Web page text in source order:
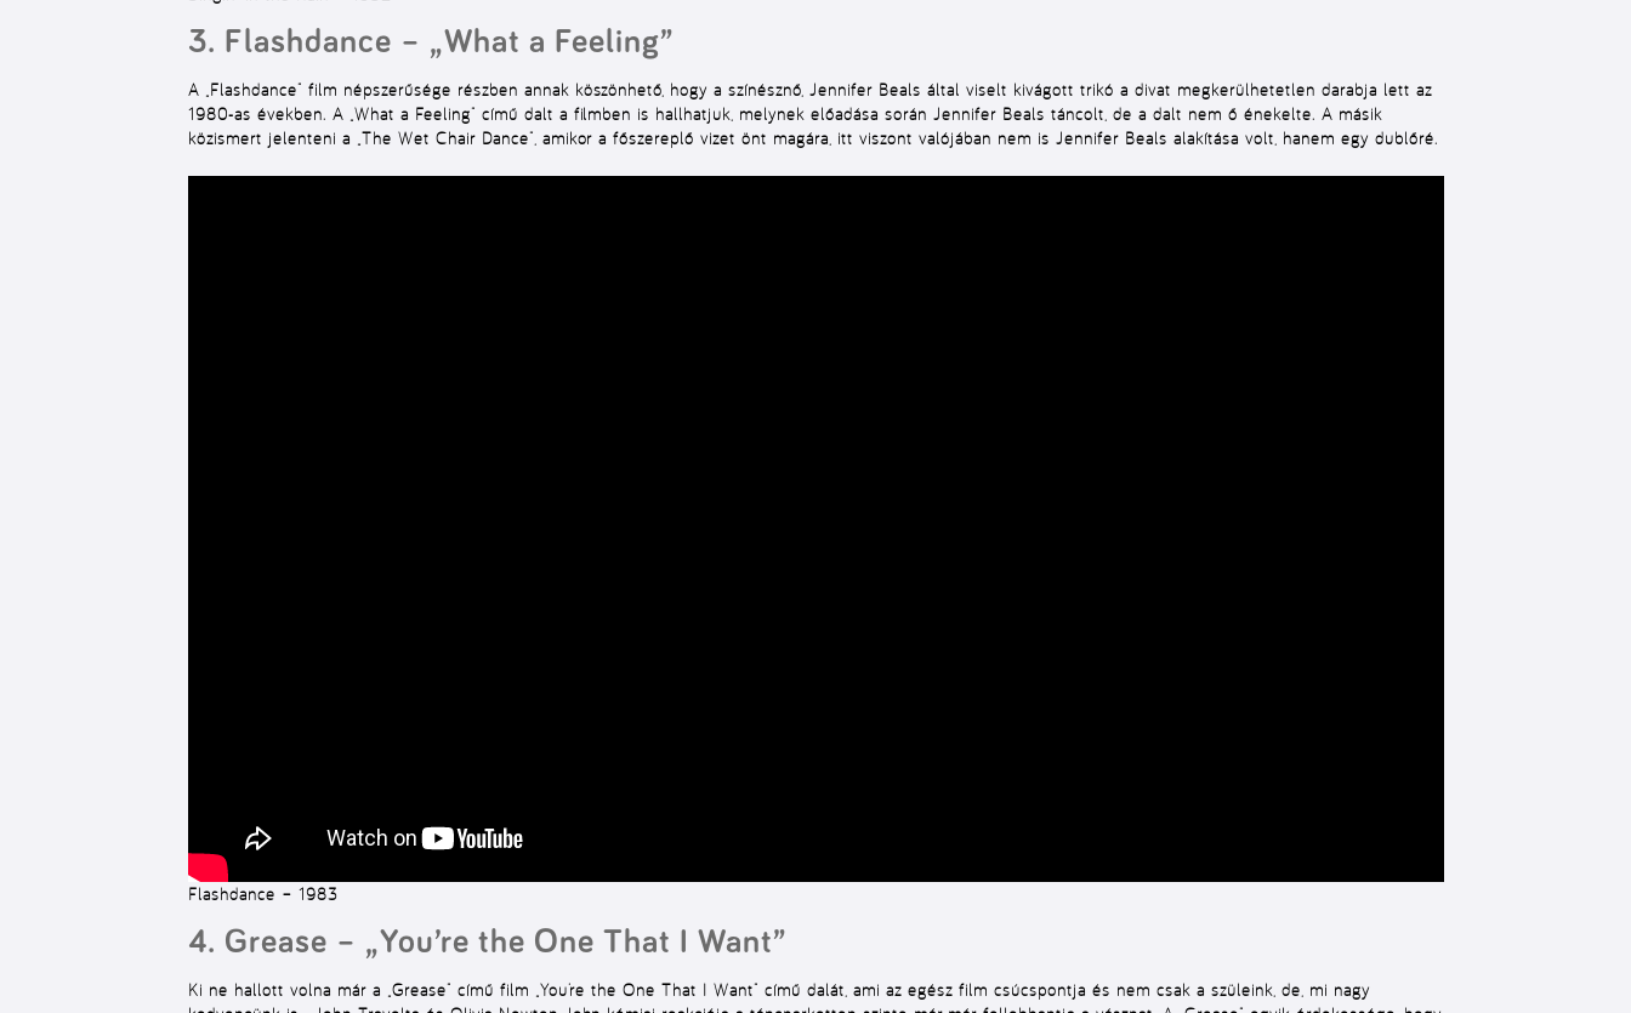
3. Flashdance – „What a Feeling”
A „Flashdance” film népszerűsége részben annak köszönhető, hogy a színésznő, Jennifer Beals által viselt kivágott trikó a divat megkerülhetetlen darabja lett az
1980-as években. A „What a Feeling” című dalt a filmben is hallhatjuk, melynek előadása során Jennifer Beals táncolt, de a dalt nem ő énekelte. A másik
közismert jelenteni a „The Wet Chair Dance”, amikor a főszereplő vizet önt magára, itt viszont valójában nem is Jennifer Beals alakítása volt, hanem egy dublőré.
Flashdance – 1983
4. Grease – „You’re the One That I Want”
Ki ne hallott volna már a „Grease” című film „You’re the One That I Want” című dalát, ami az egész film csúcspontja és nem csak a szüleink, de, mi nagy